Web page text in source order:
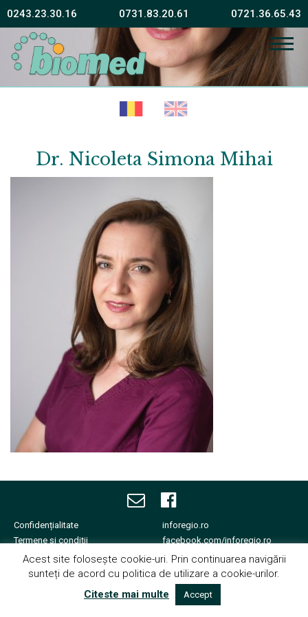
0243.23.30.16 0731.83.20.61 0721.36.65.43
Fără sănătate fericirea este imposibilă
Echipa noastră îți va fi
alături.
Dr. Nicoleta Simona Mihai
Confidențialitate
Termene și condiții
Cookies
Contact
inforegio.ro
facebook.com/inforegio.ro
fonduri-ue.ro
Copyright © 2026
Acest site folosește cookie-uri. Prin continuarea navigării
sunteți de acord cu politica de utilizare a cookie-urilor.
Citeste mai multe
Accept